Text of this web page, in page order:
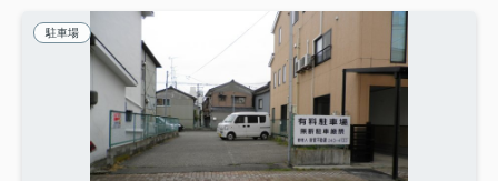
駐車場